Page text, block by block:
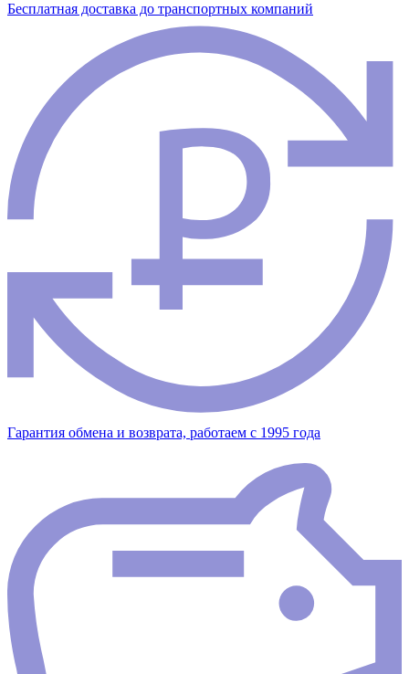
Бесплатная доставка до транспортных компаний
Гарантия обмена и возврата, работаем с 1995 года